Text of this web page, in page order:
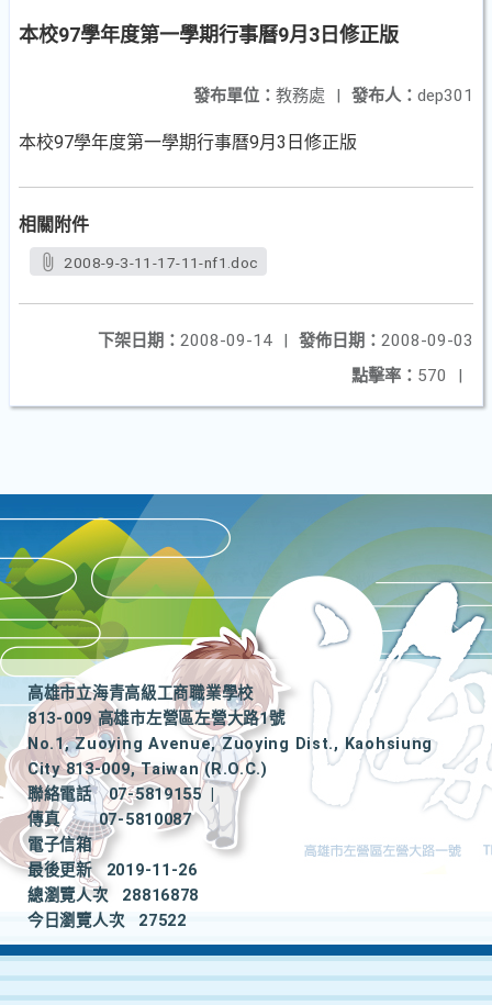
本校97學年度第一學期行事曆9月3日修正版
發布人： dep301
發布單位： 教務處 |
本校97學年度第一學期行事曆9月3日修正版
相關附件
2008-9-3-11-17-11-nf1.doc
發佈日期： 2008-09-03
下架日期： 2008-09-14
|
點擊率： 570 |
高雄市立海青高級工商職業學校
813-009 高雄市左營區左營大路1號
No.1, Zuoying Avenue, Zuoying Dist., Kaohsiung
City 813-009, Taiwan (R.O.C.)
聯絡電話
07-5819155
|
傳真
07-5810087
電子信箱
最後更新
2019-11-26
總瀏覽人次
28816878
今日瀏覽人次
27522